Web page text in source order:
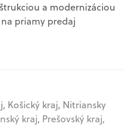
a modernizáciou
priamy predaj
Košický kraj, Nitriansky
kraj, Prešovský kraj,